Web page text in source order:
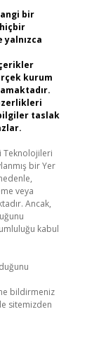
bir
yalnızca
kurum
taslak
Teknolojileri
bir Yer
veya
Ancak,
kabul
bildirmeniz
sitemizden